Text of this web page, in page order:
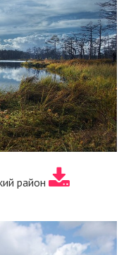
район